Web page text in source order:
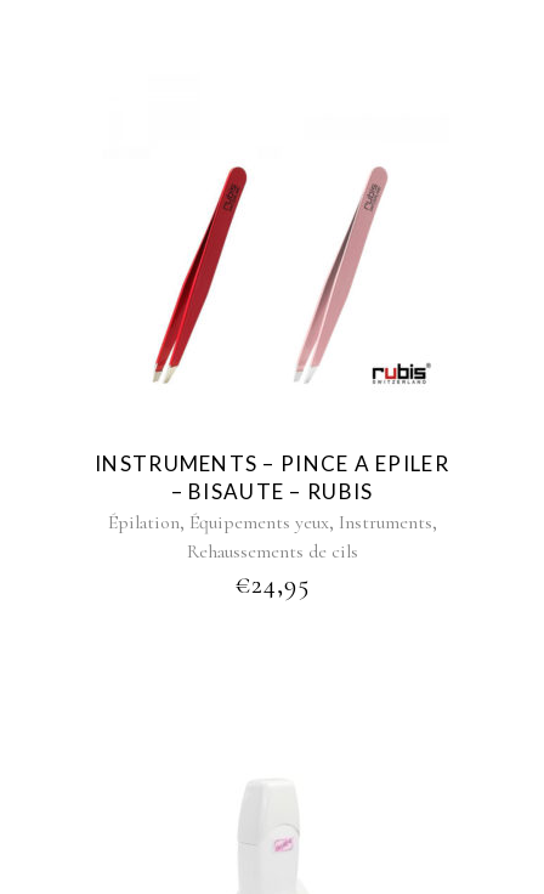
INSTRUMENTS – PINCE A EPILER
– BISAUTE – RUBIS
Épilation, Équipements yeux, Instruments,
Rehaussements de cils
€24,95